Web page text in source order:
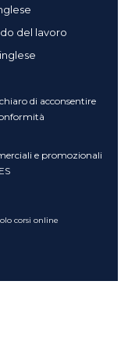
del lavoro
di acconsentire
e promozionali
corsi online